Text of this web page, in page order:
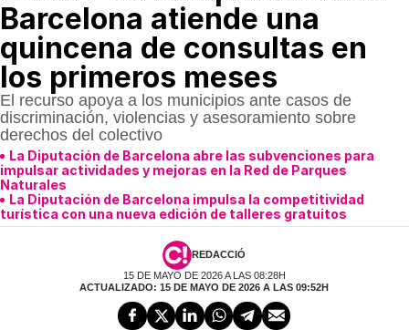
Barcelona atiende una
quincena de consultas en
los primeros meses
El recurso apoya a los municipios ante casos de
discriminación, violencias y asesoramiento sobre
derechos del colectivo
La Diputación de Barcelona abre las subvenciones para
impulsar actividades y mejoras en la Red de Parques
Naturales
La Diputación de Barcelona impulsa la competitividad
turística con una nueva edición de talleres gratuitos
REDACCIÓ
15 DE MAYO DE 2026 A LAS 08:28H
ACTUALIZADO: 15 DE MAYO DE 2026 A LAS 09:52H